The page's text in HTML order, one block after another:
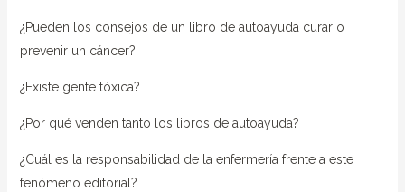
¿Pueden los consejos de un libro de autoayuda curar o
prevenir un cáncer?
¿Existe gente tóxica?
¿Por qué venden tanto los libros de autoayuda?
¿Cuál es la responsabilidad de la enfermería frente a este
fenómeno editorial?